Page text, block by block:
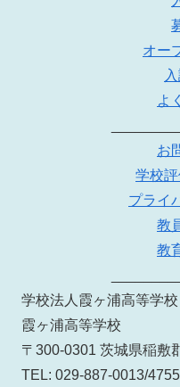
オー
よ
お
学校
プライ
教
教
学校法人霞ヶ浦高等学校
霞ヶ浦高等学校
〒300-0301 茨城県稲敷
TEL: 029-887-0013/4755